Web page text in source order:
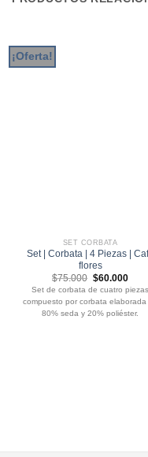
¡Oferta!
SET CORBATA
Set | Corbata | 4 Piezas |
flores
$75.000 El
precio
original
era:
$75.000.
$60.000El
precio
actual
es:
Set de corbata de cuatro piezas
compuesto por corbata elaborada
80% seda y 20% poliéster.